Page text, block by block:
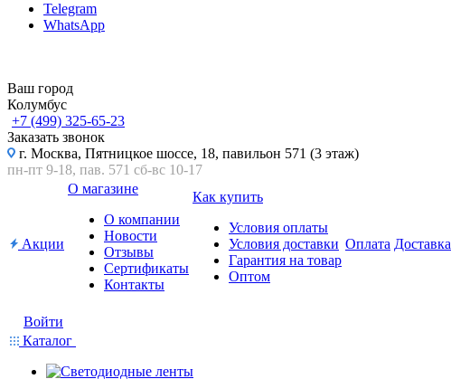
Telegram
WhatsApp
Ваш город
Колумбус
+7 (499) 325-65-23
Заказать звонок
г. Москва, Пятницкое шоссе, 18, павильон 571 (3 этаж)
пн-пт 9-18, пав. 571 сб-вс 10-17
Акции
О магазине
О компании
Новости
Отзывы
Сертификаты
Контакты
Как купить
Условия оплаты
Условия доставки
Гарантия на товар
Оптом
Оплата Доставка
Войти
Каталог